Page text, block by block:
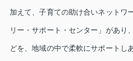
加えて、子育ての助け合いネットワ
リー・サポート・センター」があり
どを、地域の中で柔軟にサポートし